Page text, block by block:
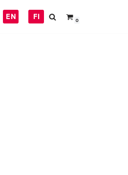
EN FI 0